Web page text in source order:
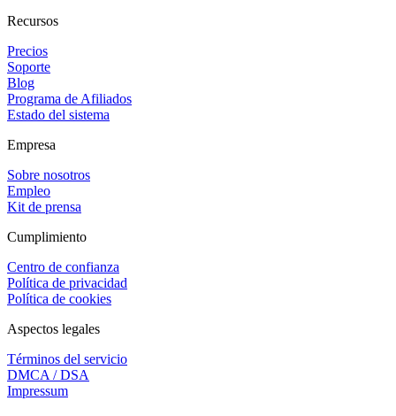
Recursos
Precios
Soporte
Blog
Programa de Afiliados
Estado del sistema
Empresa
Sobre nosotros
Empleo
Kit de prensa
Cumplimiento
Centro de confianza
Política de privacidad
Política de cookies
Aspectos legales
Términos del servicio
DMCA / DSA
Impressum